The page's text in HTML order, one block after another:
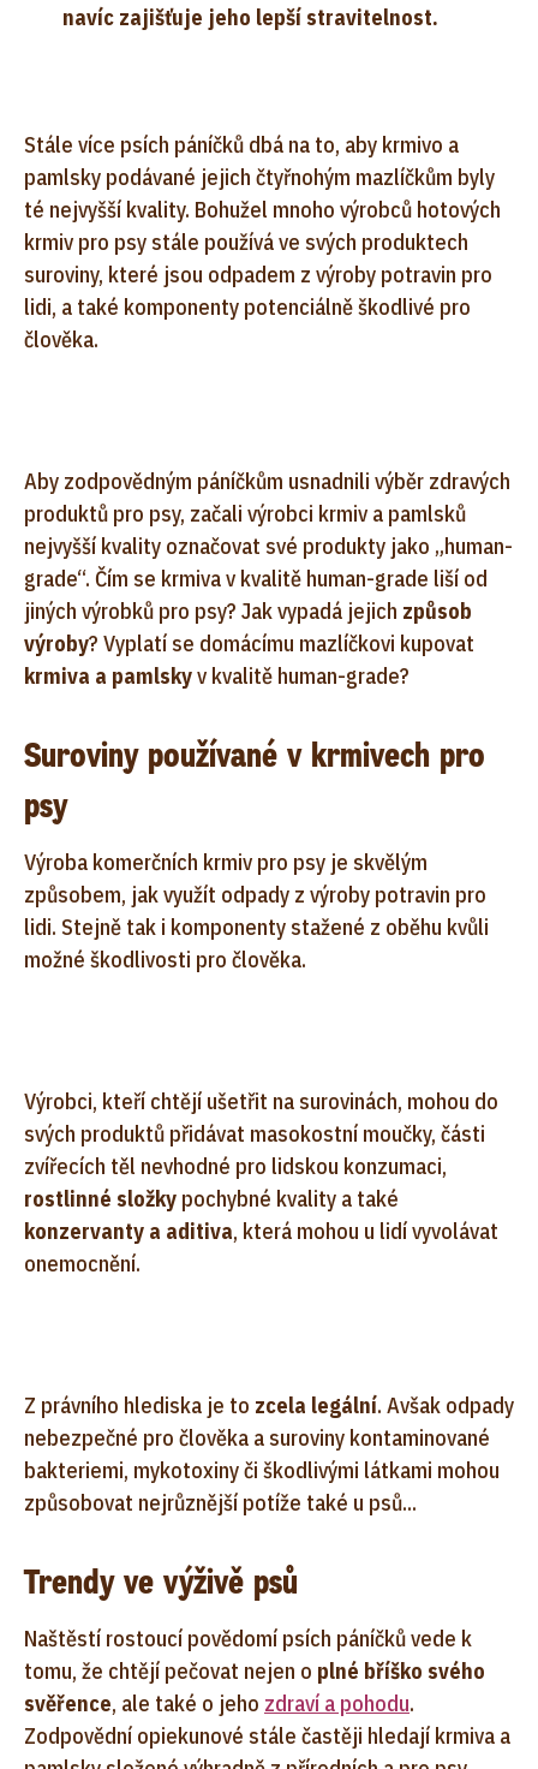
navíc zajišťuje jeho lepší stravitelnost.
Stále více psích páníčků dbá na to, aby krmivo a
pamlsky podávané jejich čtyřnohým mazlíčkům byly
té nejvyšší kvality. Bohužel mnoho výrobců hotových
krmiv pro psy stále používá ve svých produktech
suroviny, které jsou odpadem z výroby potravin pro
lidi, a také komponenty potenciálně škodlivé pro
člověka.
Aby zodpovědným páníčkům usnadnili výběr zdravých
produktů pro psy, začali výrobci krmiv a pamlsků
nejvyšší kvality označovat své produkty jako „human-
grade“. Čím se krmiva v kvalitě human-grade liší od
jiných výrobků pro psy? Jak vypadá jejich způsob
výroby? Vyplatí se domácímu mazlíčkovi kupovat
krmiva a pamlskyv kvalitě human-grade?
Suroviny používané v krmivech pro
psy
Výroba komerčních krmiv pro psy je skvělým
způsobem, jak využít odpady z výroby potravin pro
lidi. Stejně tak i komponenty stažené z oběhu kvůli
možné škodlivosti pro člověka.
Výrobci, kteří chtějí ušetřit na surovinách, mohou do
svých produktů přidávat masokostní moučky, části
zvířecích těl nevhodné pro lidskou konzumaci,
rostlinné složky pochybné kvality a také
konzervanty a aditiva, která mohou u lidí vyvolávat
onemocnění.
Z právního hlediska je to zcela legální. Avšak odpady
nebezpečné pro člověka a suroviny kontaminované
bakteriemi, mykotoxiny či škodlivými látkami mohou
způsobovat nejrůznější potíže také u psů...
Trendy ve výživě psů
Naštěstí rostoucí povědomí psích páníčků vede k
tomu, že chtějí pečovat nejen o plné bříško svého
svěřence, ale také o jeho zdraví a pohodu.
Zodpovědní opiekunové stále častěji hledají krmiva a